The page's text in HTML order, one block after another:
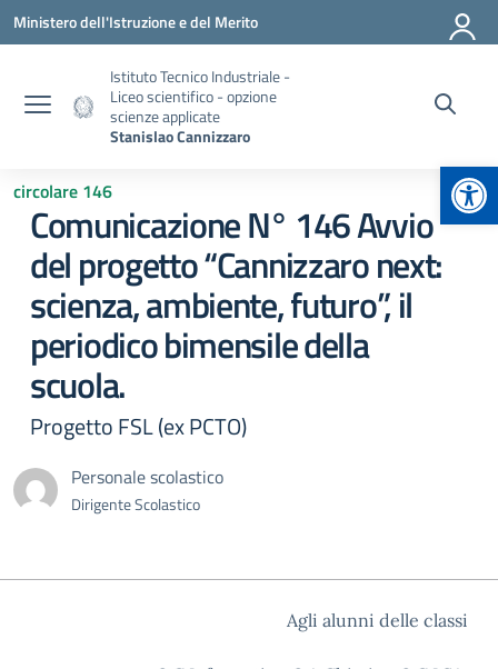
Vai ai contenuti
Vai al menu di navigazione
Vai al footer
Ministero dell'Istruzione e del Merito
Istituto Tecnico Industriale -
Liceo scientifico - opzione
scienze applicate
Stanislao Cannizzaro
circolare 146
Comunicazione N° 146 Avvio
del progetto “Cannizzaro next:
scienza, ambiente, futuro”, il
periodico bimensile della
scuola.
Progetto FSL (ex PCTO)
Personale scolastico
Dirigente Scolastico
Agli alunni delle classi